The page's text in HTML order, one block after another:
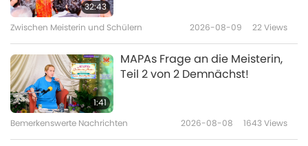
38:35
35:39
Der aktuelle Zustand unseres
32:43
Zwischen Meisterin und Schülern 2026-08-09 22Views
1:41
MAPAs Frage an die Meisterin,
Teil 2 von 2 Demnächst!
Bemerkenswerte Nachrichten 2026-08-08 1643Views